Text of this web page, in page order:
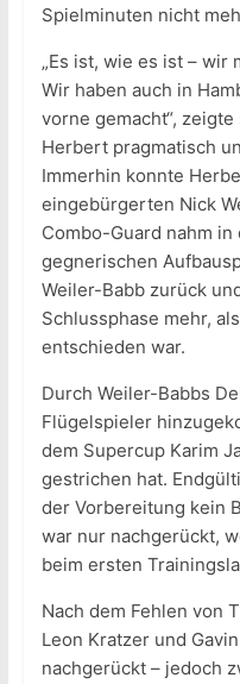
Spielminuten nicht
„Es ist, wie es ist – wir
Wir haben auch in
vorne gemacht“,
Herbert pragmatisch
Immerhin konnte
eingebürgerten Nick
Combo-Guard nahm
gegnerischen
Weiler-Babb zurück
Schlussphase mehr,
entschieden war.
Durch Weiler-Babbs
Flügelspieler
dem Supercup Karim
gestrichen hat.
der Vorbereitung kein
war nur nachgerückt,
beim ersten
Nach dem Fehlen von
Leon Kratzer und
nachgerückt – jedoch